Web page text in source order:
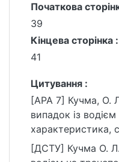
Початкова
39
Кінцева сторінка :
41
Цитування :
[APA 7] Кучма, О.
випадок із
характеристика,
нещасним
Юридичний
[ДСТУ] Кучма О.